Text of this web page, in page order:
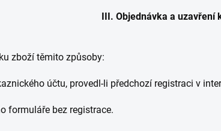
III. Objednávka a uzavření
zboží těmito způsoby:
účtu, provedl-li předchozí registraci v
formuláře bez registrace.